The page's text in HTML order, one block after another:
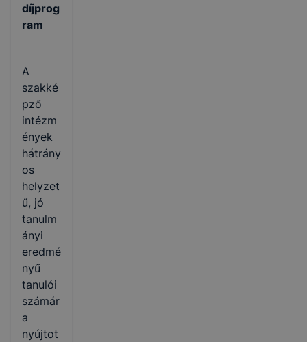
díjprog
ram
A
szakké
pző
intézm
ények
hátrány
os
helyzet
ű, jó
tanulm
ányi
eredmé
nyű
tanulói
számár
a
nyújtot